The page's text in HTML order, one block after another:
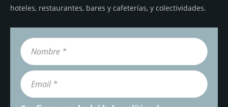
hoteles, restaurantes, bares y cafeterías, y colectividades.